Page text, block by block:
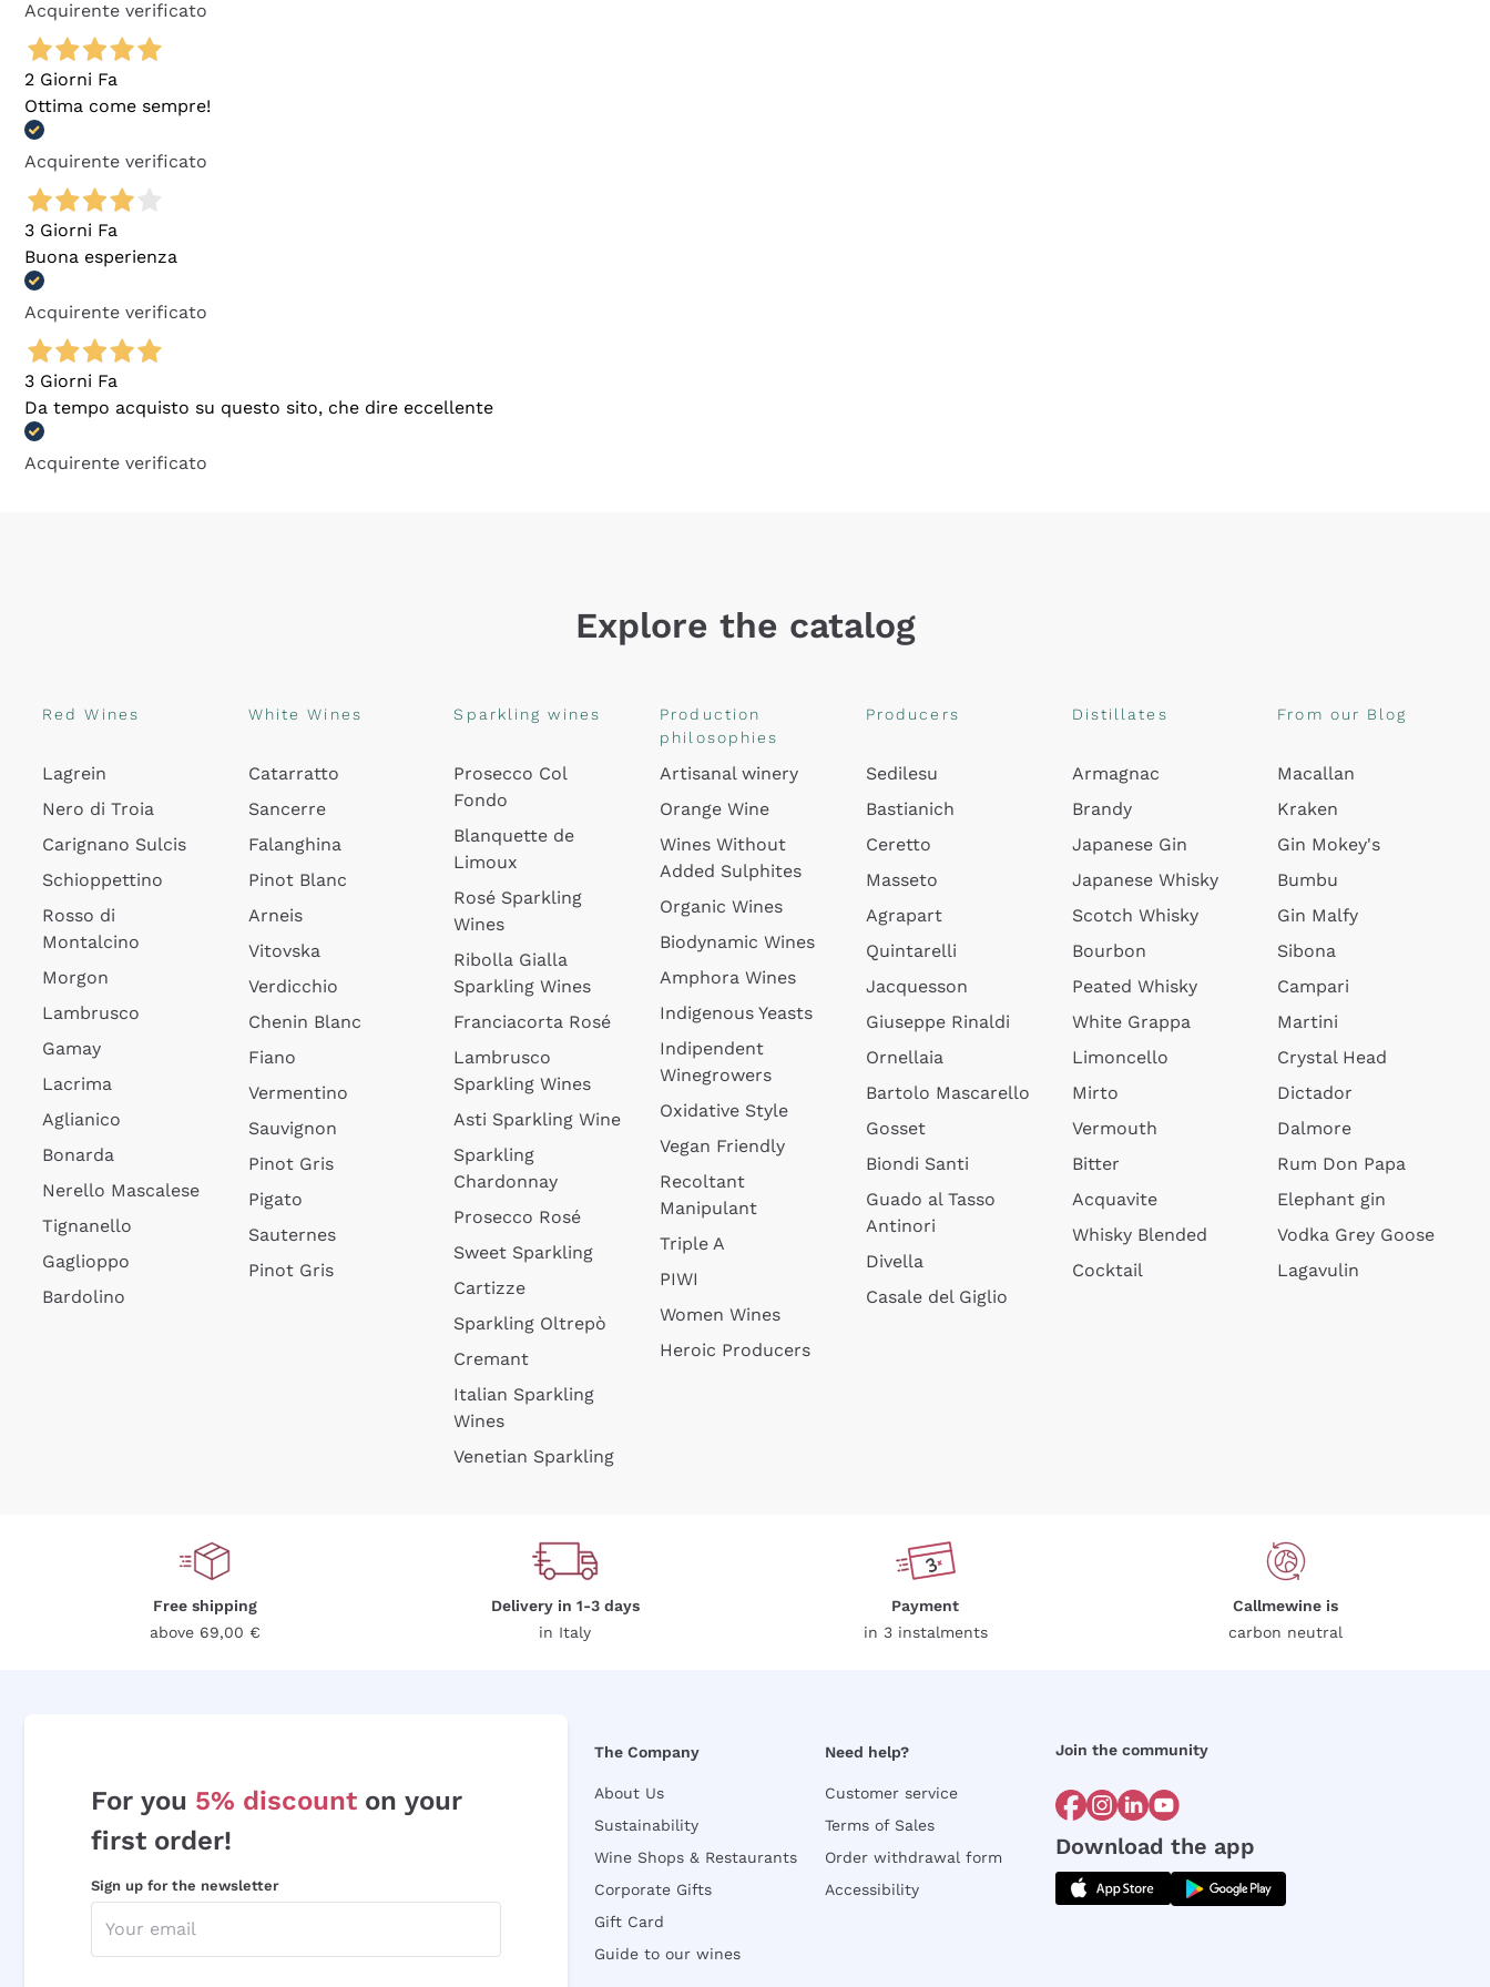
Acquirente verificato
2 Giorni Fa
Ottima come sempre!
Acquirente verificato
3 Giorni Fa
Buona esperienza
Acquirente verificato
3 Giorni Fa
Da tempo acquisto su questo sito, che dire eccellente
Acquirente verificato
Explore the catalog
Red Wines
Lagrein
Nero di Troia
Carignano Sulcis
Schioppettino
Rosso di
Montalcino
Morgon
Lambrusco
Gamay
Lacrima
Aglianico
Bonarda
Nerello Mascalese
Tignanello
Gaglioppo
Bardolino
White Wines
Catarratto
Sancerre
Falanghina
Pinot Blanc
Arneis
Vitovska
Verdicchio
Chenin Blanc
Fiano
Vermentino
Sauvignon
Pinot Gris
Pigato
Sauternes
Pinot Gris
Sparkling wines
Prosecco Col
Fondo
Blanquette de
Limoux
Rosé Sparkling
Wines
Ribolla Gialla
Sparkling Wines
Franciacorta Rosé
Lambrusco
Sparkling Wines
Asti Sparkling Wine
Sparkling
Chardonnay
Prosecco Rosé
Sweet Sparkling
Cartizze
Sparkling Oltrepò
Cremant
Italian Sparkling
Wines
Venetian Sparkling
Production
philosophies
Artisanal winery
Orange Wine
Wines Without
Added Sulphites
Organic Wines
Biodynamic Wines
Amphora Wines
Indigenous Yeasts
Indipendent
Winegrowers
Oxidative Style
Vegan Friendly
Recoltant
Manipulant
Triple A
PIWI
Women Wines
Heroic Producers
Producers
Sedilesu
Bastianich
Ceretto
Masseto
Agrapart
Quintarelli
Jacquesson
Giuseppe Rinaldi
Ornellaia
Bartolo Mascarello
Gosset
Biondi Santi
Guado al Tasso
Antinori
Divella
Casale del Giglio
Distillates
Armagnac
Brandy
Japanese Gin
Japanese Whisky
Scotch Whisky
Bourbon
Peated Whisky
White Grappa
Limoncello
Mirto
Vermouth
Bitter
Acquavite
Whisky Blended
Cocktail
From our Blog
Macallan
Kraken
Gin Mokey's
Bumbu
Gin Malfy
Sibona
Campari
Martini
Crystal Head
Dictador
Dalmore
Rum Don Papa
Elephant gin
Vodka Grey Goose
Lagavulin
Free shipping
above 69,00 €
Delivery in 1-3 days
in Italy
Payment
in 3 instalments
Callmewine is
carbon neutral
For you 5% discount on your
first order!
Sign up for the newsletter
The Company
About Us
Sustainability
Wine Shops & Restaurants
Corporate Gifts
Gift Card
Guide to our wines
Need help?
Customer service
Terms of Sales
Order withdrawal form
Accessibility
Join the community
Download the app